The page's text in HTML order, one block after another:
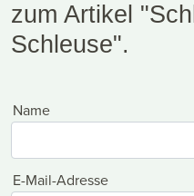
zum Artikel
Schleuse".
Name
E-Mail-Adresse